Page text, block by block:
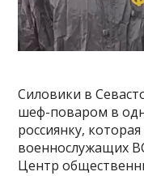
Силовики в
шеф-поваром в
россиянку,
военнослужащих
Центр